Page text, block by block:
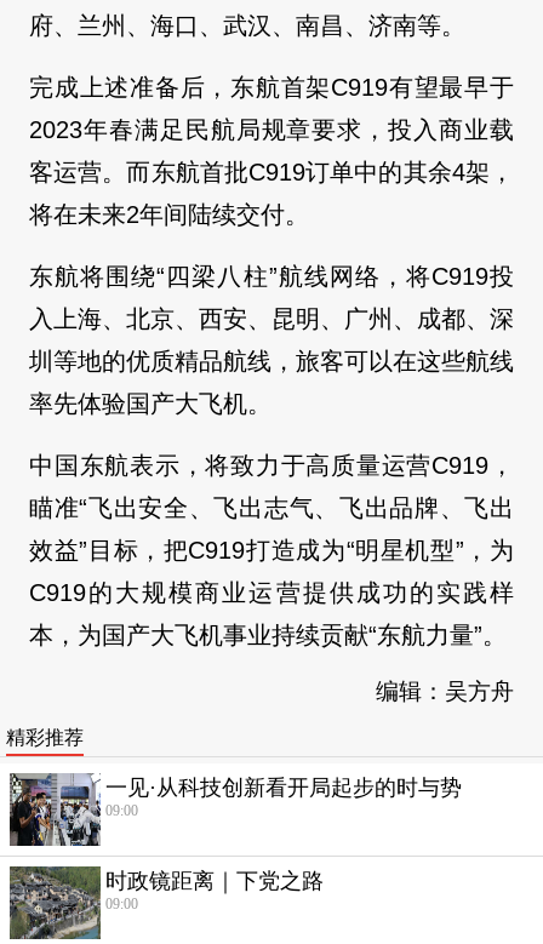
府、兰州、海口、武汉、南昌、济南等。
完成上述准备后，东航首架C919有望最早于
2023年春满足民航局规章要求，投入商业载
客运营。而东航首批C919订单中的其余4架，
将在未来2年间陆续交付。
东航将围绕“四梁八柱”航线网络，将C919投
入上海、北京、西安、昆明、广州、成都、深
圳等地的优质精品航线，旅客可以在这些航线
率先体验国产大飞机。
中国东航表示，将致力于高质量运营C919，
瞄准“飞出安全、飞出志气、飞出品牌、飞出
效益”目标，把C919打造成为“明星机型”，为
C919的大规模商业运营提供成功的实践样
本，为国产大飞机事业持续贡献“东航力量”。
编辑：吴方舟
精彩推荐